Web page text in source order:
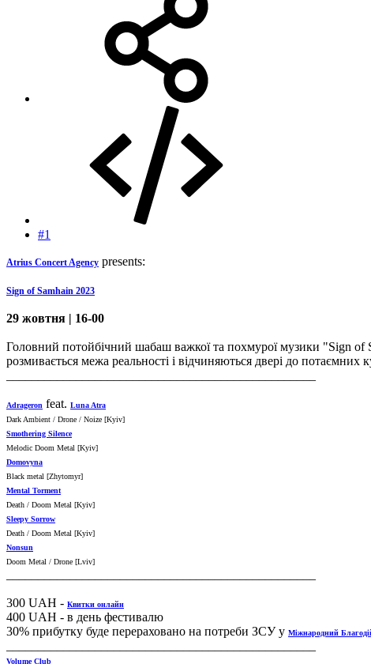
#1
Atrius Concert Agency presents:
Sign of Samhain 2023
29 жовтня | 16-00
Головний потойбічний шабаш важкої та похмурої музики "Sign of
розмивається межа реальності і відчиняються двері до
Adrageron feat. Luna Atra
Dark Ambient / Drone / Noize [Kyiv]
Smothering Silence
Melodic Doom Metal [Kyiv]
Domovyna
Black metal [Zhytomyr]
Mental Torment
Death / Doom Metal [Kyiv]
Sleepy Sorrow
Death / Doom Metal [Kyiv]
Nonsun
Doom Metal / Drone [Lviv]
300 UAH - Квитки онлайн
400 UAH - в день фестивалю
30% прибутку буде перераховано на потреби ЗСУ у Міжнародний
Volume Club